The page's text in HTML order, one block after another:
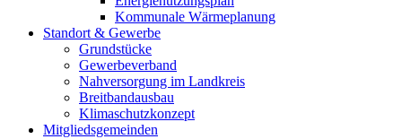
Kommunale Wärmeplanung
Standort & Gewerbe
Grundstücke
Gewerbeverband
Nahversorgung im Landkreis
Breitbandausbau
Klimaschutzkonzept
Mitgliedsgemeinden